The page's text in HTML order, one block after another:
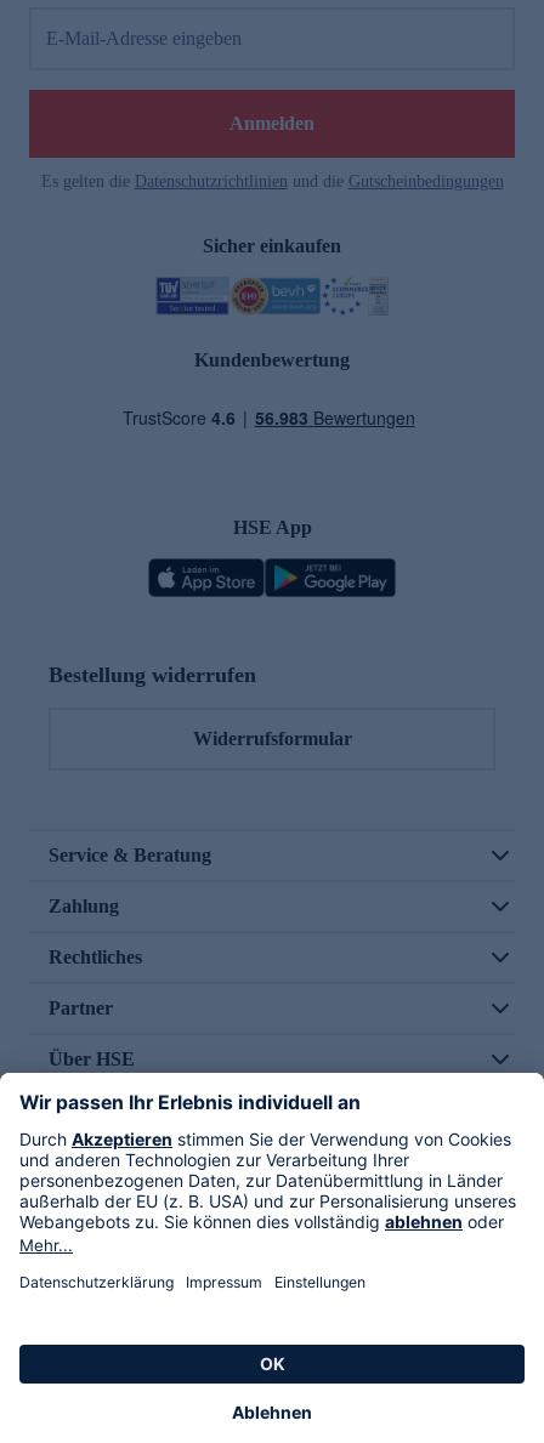
E-Mail-Adresse eingeben
Anmelden
Es gelten die Datenschutzrichtlinien und die Gutscheinbedingungen
Sicher einkaufen
Kundenbewertung
HSE App
Bestellung widerrufen
Widerrufsformular
Service & Beratung
Zahlung
Rechtliches
Partner
Über HSE
Im TV
HSE International